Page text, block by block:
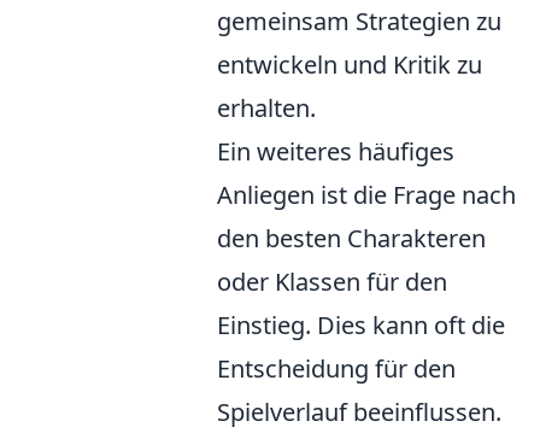
gemeinsam Strategien zu
entwickeln und Kritik zu
erhalten.
Ein weiteres häufiges
Anliegen ist die Frage nach
den besten Charakteren
oder Klassen für den
Einstieg. Dies kann oft die
Entscheidung für den
Spielverlauf beeinflussen.